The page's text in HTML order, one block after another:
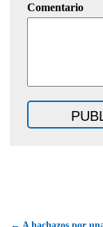
Comentario